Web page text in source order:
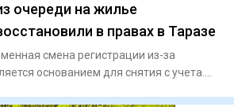
очереди на жилье
в правах в Таразе
смена регистрации из-за
основанием для снятия с учета.